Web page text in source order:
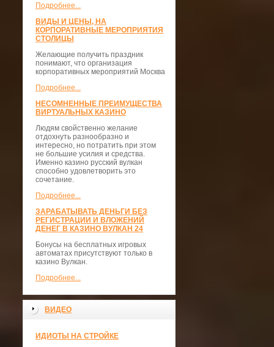
Подробнее...
ВИДЫ И ЦЕНЫ, НА
КОРПОРАТИВНЫЕ МЕРОПРИЯТИЯ
СТОЛИЦЫ
Желающие получить праздник
понимают, что организация
корпоративных мероприятий Москва
Подробнее...
НЕСОМНЕННЫЕ ПРЕИМУЩЕСТВА
ВИРТУАЛЬНЫХ КАЗИНО
Людям свойственно желание
отдохнуть разнообразно и
интересно, но потратить при этом
не большие усилия и средства.
Именно казино русский вулкан
способно удовлетворить это
сочетание.
Подробнее...
ЗАРАБАТЫВАТЬ ДЕНЬГИ БЕЗ
РЕГИСТРАЦИИ И ВЛОЖЕНИЙ
ДЕНЕГ В КАЗИНО ВУЛКАН 24
Бонусы на бесплатных игровых
автоматах присутствуют только в
казино Вулкан.
Подробнее...
ВИДЕО
ИДИОТЫ НА СТРОЙКЕ